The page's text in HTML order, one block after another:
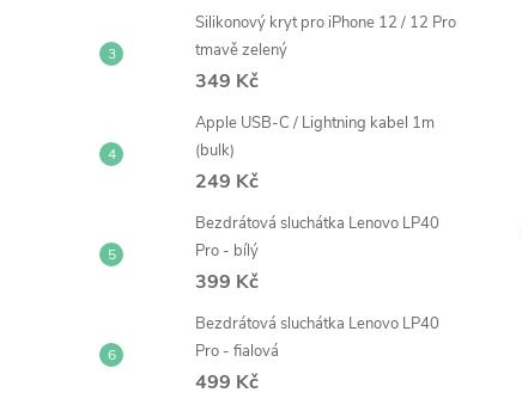
Silikonový kryt pro iPhone 12 / 12 Pro
tmavě zelený
349 Kč
Apple USB-C / Lightning kabel 1m
(bulk)
249 Kč
Bezdrátová sluchátka Lenovo LP40
Pro - bílý
399 Kč
Bezdrátová sluchátka Lenovo LP40
Pro - fialová
499 Kč